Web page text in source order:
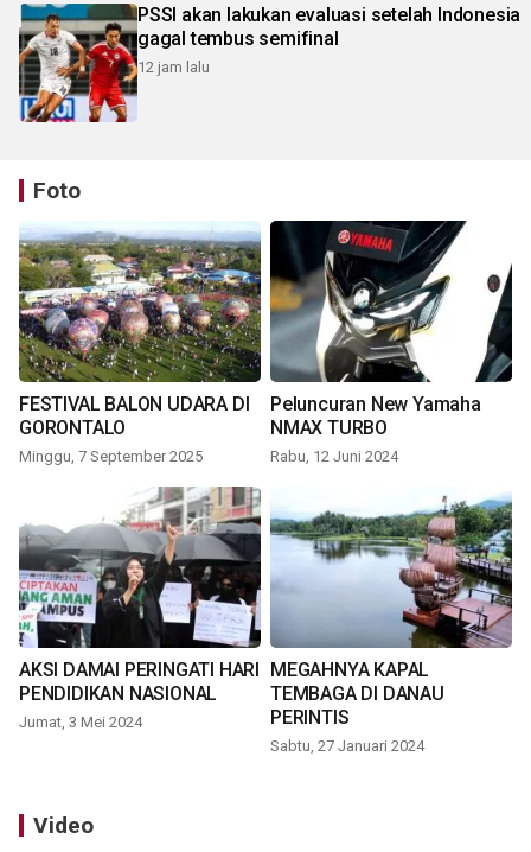
PSSI akan lakukan evaluasi setelah Indonesia
gagal tembus semifinal
12 jam lalu
Foto
FESTIVAL BALON UDARA DI
GORONTALO
Minggu, 7 September 2025
Peluncuran New Yamaha
NMAX TURBO
Rabu, 12 Juni 2024
AKSI DAMAI PERINGATI HARI
PENDIDIKAN NASIONAL
Jumat, 3 Mei 2024
MEGAHNYA KAPAL
TEMBAGA DI DANAU
PERINTIS
Sabtu, 27 Januari 2024
Video